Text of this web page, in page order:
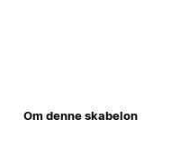
Om denne skabelon